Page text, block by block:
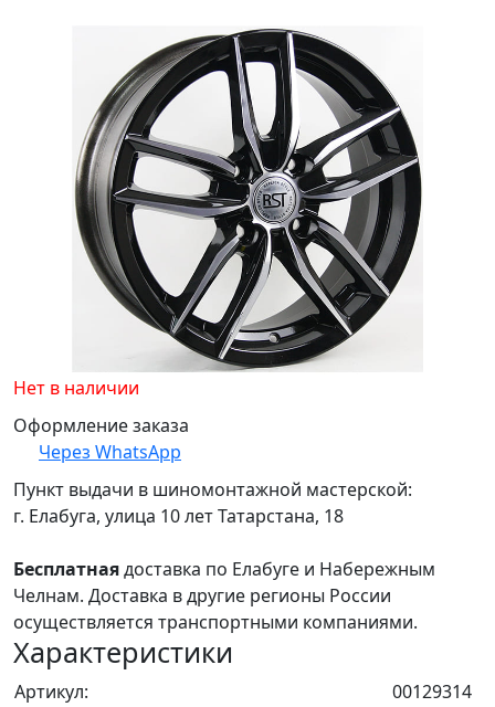
Нет в наличии
Оформление заказа
Через WhatsApp
Пункт выдачи в шиномонтажной мастерской:
г. Елабуга, улица 10 лет Татарстана, 18
Бесплатнаядоставка по Елабуге и Набережным
Челнам. Доставка в другие регионы России
осуществляется транспортными компаниями.
Характеристики
Артикул:
00129314